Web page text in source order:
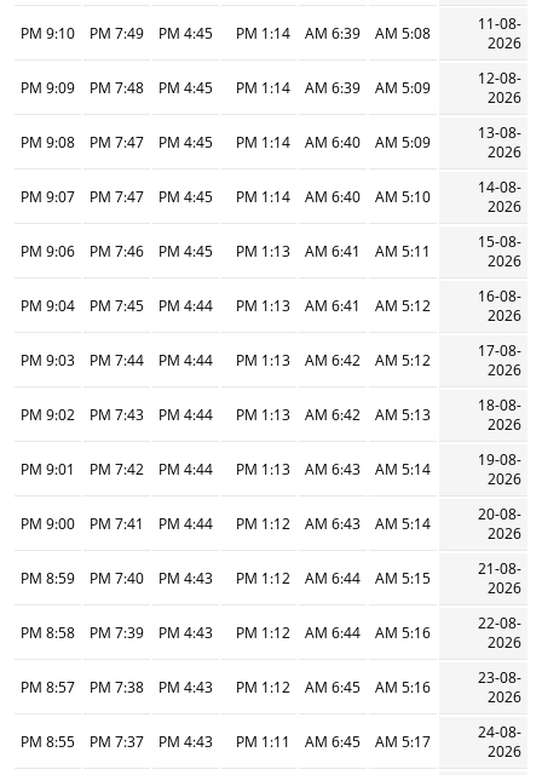
11-08-
2026
5:08 AM
6:39 AM
1:14 PM
4:45 PM
7:49 PM
9:10 PM
12-08-
2026
5:09 AM
6:39 AM
1:14 PM
4:45 PM
7:48 PM
9:09 PM
13-08-
2026
5:09 AM
6:40 AM
1:14 PM
4:45 PM
7:47 PM
9:08 PM
14-08-
2026
5:10 AM
6:40 AM
1:14 PM
4:45 PM
7:47 PM
9:07 PM
15-08-
2026
5:11 AM
6:41 AM
1:13 PM
4:45 PM
7:46 PM
9:06 PM
16-08-
2026
5:12 AM
6:41 AM
1:13 PM
4:44 PM
7:45 PM
9:04 PM
17-08-
2026
5:12 AM
6:42 AM
1:13 PM
4:44 PM
7:44 PM
9:03 PM
18-08-
2026
5:13 AM
6:42 AM
1:13 PM
4:44 PM
7:43 PM
9:02 PM
19-08-
2026
5:14 AM
6:43 AM
1:13 PM
4:44 PM
7:42 PM
9:01 PM
20-08-
2026
5:14 AM
6:43 AM
1:12 PM
4:44 PM
7:41 PM
9:00 PM
21-08-
2026
5:15 AM
6:44 AM
1:12 PM
4:43 PM
7:40 PM
8:59 PM
22-08-
2026
5:16 AM
6:44 AM
1:12 PM
4:43 PM
7:39 PM
8:58 PM
23-08-
2026
5:16 AM
6:45 AM
1:12 PM
4:43 PM
7:38 PM
8:57 PM
24-08-
2026
5:17 AM
6:45 AM
1:11 PM
4:43 PM
7:37 PM
8:55 PM